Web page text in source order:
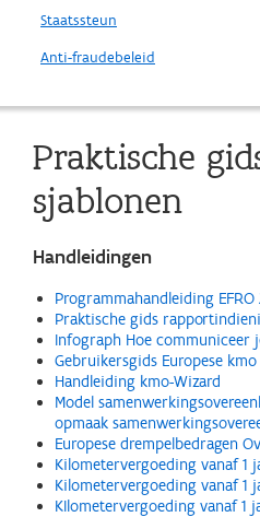
Staatssteun
Anti-fraudebeleid
Praktische
sjablonen
Handleidingen
Programmahandleiding EFRO
Praktische gids
Infograph Hoe communiceer
Gebruikersgids Europese
Handleiding kmo-Wizard
Model
opmaak
Europese drempelbedragen
Kilometervergoeding vanaf 1
Kilometervergoeding vanaf 1
KIlometervergoeding vanaf 1